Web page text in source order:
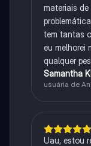
materiais
tem tantas
eu melhorei
qualquer
Samantha
usuária de
Uau, estou